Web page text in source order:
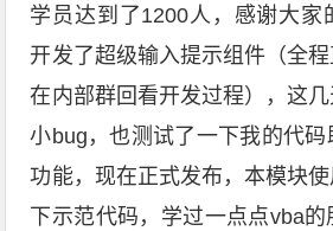
学员达到了1200人，感谢大家
开发了超级输入提示组件（全程
在内部群回看开发过程），这
小bug，也测试了一下我的代
功能，现在正式发布，本模块
下示范代码，学过一点点vba